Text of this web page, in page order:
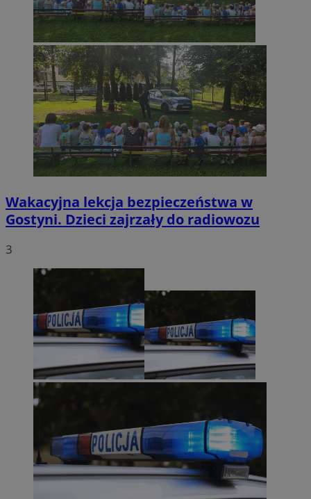
Wakacyjna lekcja bezpieczeństwa w
Gostyni. Dzieci zajrzały do radiowozu
3